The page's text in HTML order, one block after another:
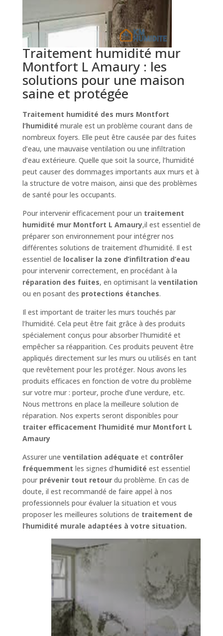
Traitement humidité mur
Montfort L Amaury : les
solutions pour une maison
saine et protégée
Traitement humidité des murs Montfort
l’humidité murale est un problème courant dans de
nombreux foyers. Elle peut être causée par des fuites
d’eau, une mauvaise ventilation ou une infiltration
d’eau extérieure. Quelle que soit la source, l’humidité
peut causer des dommages importants aux murs et à
la structure de votre maison, ainsi que des problèmes
de santé pour les occupants.
Pour intervenir efficacement pour un traitement
humidité mur Montfort L Amaury,il est essentiel de
préparer son environnement pour intégrer nos
différentes solutions de traitement d’humidité. Il est
essentiel de localiser la zone d’infiltration d’eau
pour intervenir correctement, en procédant à la
réparation des fuites, en optimisant la ventilation
ou en posant des protections étanches.
Il est important de traiter les murs touchés par
l’humidité. Cela peut être fait grâce à des produits
spécialement conçus pour absorber l’humidité et
empêcher sa réapparition. Ces produits peuvent être
appliqués directement sur les murs ou utilisés en tant
que revêtement pour les protéger. Nous avons les
produits efficaces en fonction de votre du problème
sur votre mur : porteur, proche d’une verdure, etc.
Nous mettrons en place la meilleure solution de
réparation. Nos experts seront disponibles pour
traiter efficacement l’humidité mur Montfort L
Amaury
Assurer une ventilation adéquate et contrôler
fréquemment les signes d’humidité est essentiel
pour prévenir tout retourdu problème. En cas de
doute, il est recommandé de faire appel à nos
professionnels pour évaluer la situation et vous
proposer les meilleures solutions de traitement de
l’humidité murale adaptées à votre situation.